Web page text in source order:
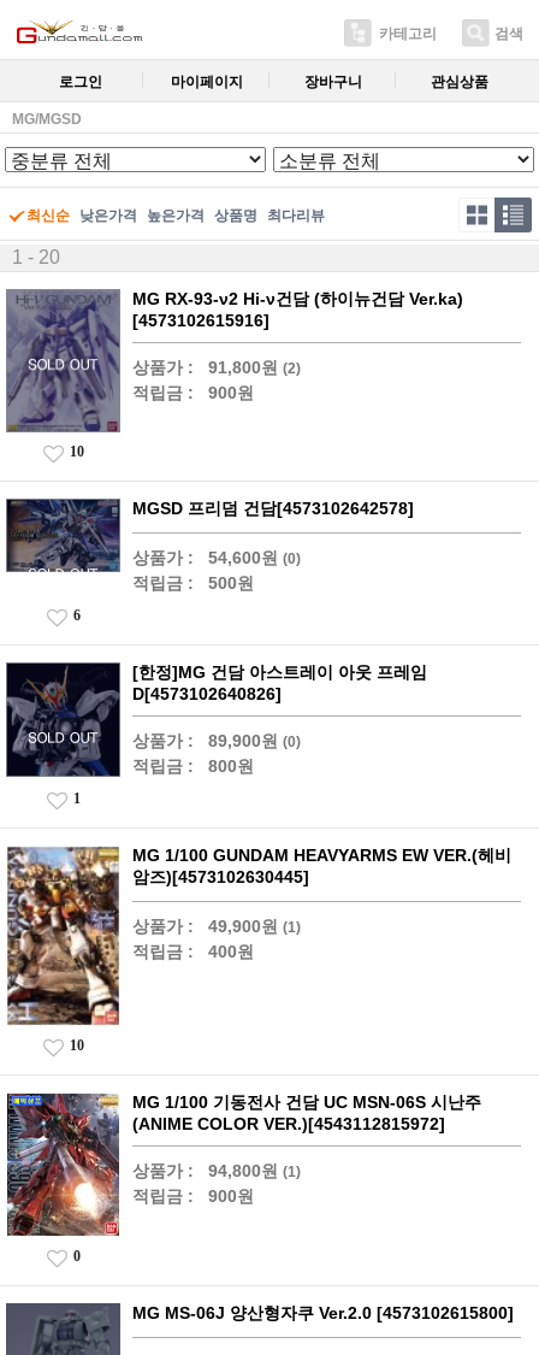
카테고리 검색
로그인 마이페이지 장바구니 관심상품
MG/MGSD
최신순 낮은가격 높은가격 상품명 최다리뷰
1 - 20
MG RX-93-ν2 Hi-ν건담 (하이뉴건담 Ver.ka)
[4573102615916]
상품가 : 91,800원 (2)
적립금 : 900원
10
MGSD 프리덤 건담[4573102642578]
상품가 : 54,600원 (0)
적립금 : 500원
6
[한정]MG 건담 아스트레이 아웃 프레임
D[4573102640826]
상품가 : 89,900원 (0)
적립금 : 800원
1
MG 1/100 GUNDAM HEAVYARMS EW VER.(헤비
암즈)[4573102630445]
상품가 : 49,900원 (1)
적립금 : 400원
10
MG 1/100 기동전사 건담 UC MSN-06S 시난주
(ANIME COLOR VER.)[4543112815972]
상품가 : 94,800원 (1)
적립금 : 900원
0
MG MS-06J 양산형자쿠 Ver.2.0 [4573102615800]